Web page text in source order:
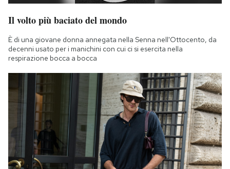
Il volto più baciato del mondo
È di una giovane donna annegata nella Senna nell'Ottocento, da
decenni usato per i manichini con cui ci si esercita nella
respirazione bocca a bocca